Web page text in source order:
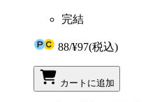
完結
88/¥97(税込)
カートに追加